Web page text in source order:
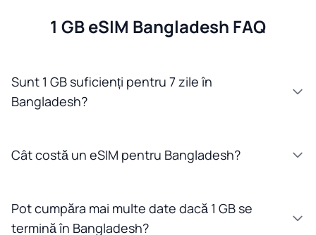
1 GB eSIM Bangladesh FAQ
Sunt 1 GB suficienți pentru 7 zile în
Bangladesh?
Cât costă un eSIM pentru Bangladesh?
Pot cumpăra mai multe date dacă 1 GB se
termină în Bangladesh?